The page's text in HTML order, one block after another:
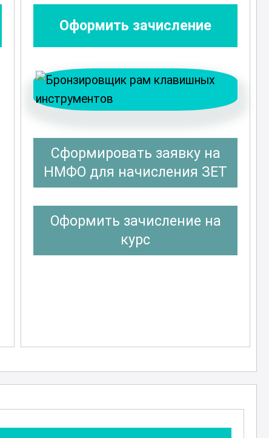
Оформить зачисление
Сформировать заявку на
НМФО для начисления ЗЕТ
Оформить зачисление на
курс